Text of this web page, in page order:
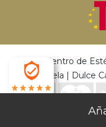
© 2026 Centro de
Compostela | Dulce
Envío gratis a partir